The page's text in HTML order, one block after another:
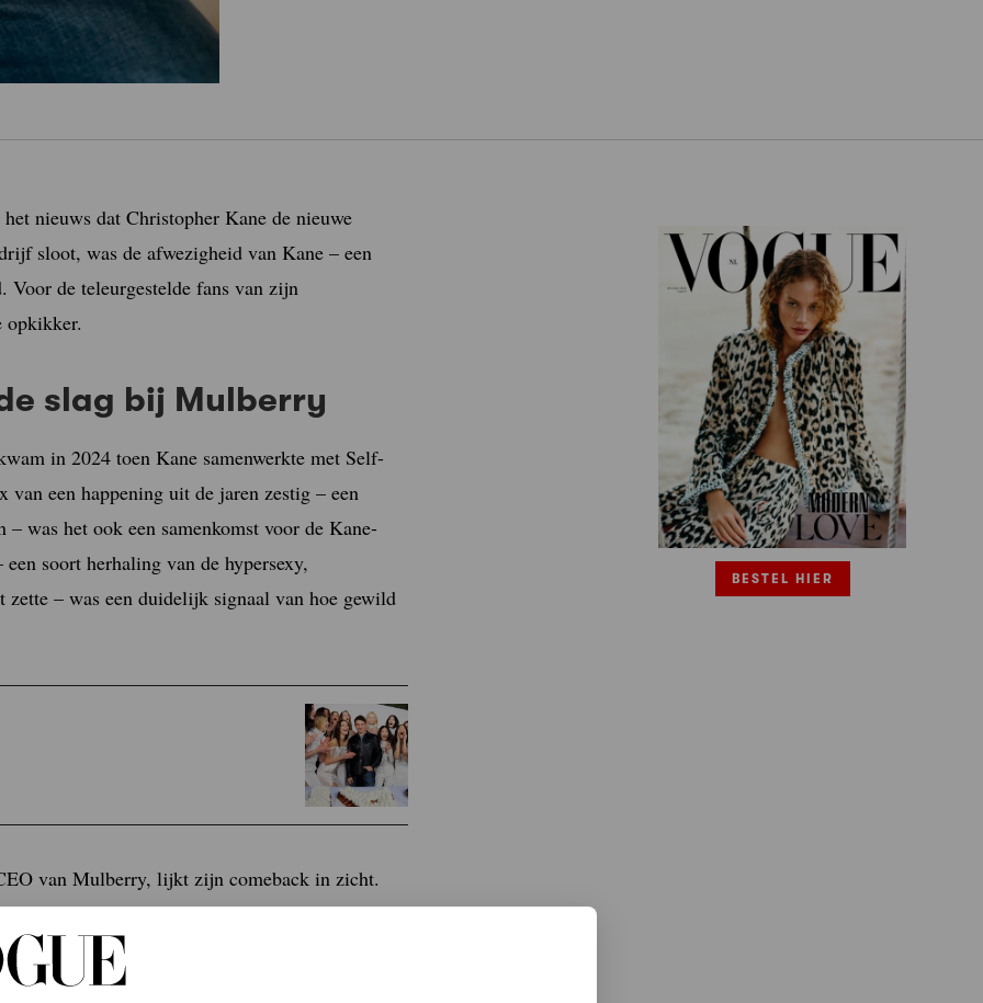
nieuws dat Christopher Kane de nieuwe
sloot, was de afwezigheid van Kane – een
Voor de teleurgestelde fans van zijn
opkikker.
slag bij Mulberry
in 2024 toen Kane samenwerkte met Self-
een happening uit de jaren zestig – een
was het ook een samenkomst voor de Kane-
soort herhaling van de hypersexy,
– was een duidelijk signaal van hoe gewild
van Mulberry, lijkt zijn comeback in zicht.
Tammy net hun intrek hebben genomen in
waar ze toewerken naar een show tijdens
zijn voor de modeweek, en het
BESTEL HIER